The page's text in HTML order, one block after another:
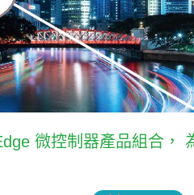
微控制器產品組合，